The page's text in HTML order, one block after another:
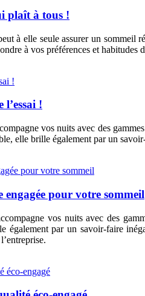
plaît à tous !
à elle seule assurer un sommeil
à vos préférences et habitudes
!
vos nuits avec des
elle brille également par un
pour votre sommeil
vos nuits avec des
également par un savoir-faire